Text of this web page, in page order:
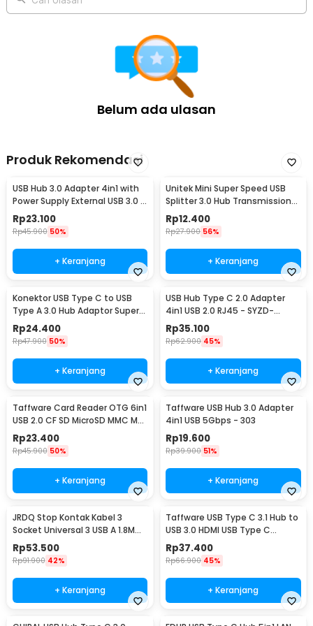
Desain klasik dan praktikal
Desain mobil klasik pada Bcase USB Hub ini dapat melindungi port-
port USB dari debu dan menghindari cipratan air secara langsung,
Belum ada ulasan
Produk Rekomendasi
USB Hub 3.0 Adapter 4in1 with
Power Supply External USB 3.0 4
Port - UH-103U3
Rp23.100
Rp45.900 50%
+ Keranjang
Unitek Mini Super Speed USB
Splitter 3.0 Hub Transmission
Portable 3 Port - Y-2153
Rp12.400
Rp27.900 56%
+ Keranjang
Konektor USB Type C to USB
Type A 3.0 Hub Adaptor Super
Speed 5Gbps 4 Port - RXD-
103U3
Rp24.400
Rp47.900 50%
+ Keranjang
USB Hub Type C 2.0 Adapter
4in1 USB 2.0 RJ45 - SYZD-
LAN100+U2
Rp35.100
Rp62.900 45%
+ Keranjang
Taffware Card Reader OTG 6in1
USB 2.0 CF SD MicroSD MMC MS
XD Card - SHTC-08
Rp23.400
Rp45.900 50%
+ Keranjang
Taffware USB Hub 3.0 Adapter
4in1 USB 5Gbps - 303
Rp19.600
Rp39.900 51%
+ Keranjang
JRDQ Stop Kontak Kabel 3
Socket Universal 3 USB A 1.8M
10A 250V 2500W - JR033
Rp53.500
Rp91.900 42%
+ Keranjang
Taffware USB Type C 3.1 Hub to
USB 3.0 HDMI USB Type C
Female - HPQ1034
Rp37.400
Rp66.900 45%
+ Keranjang